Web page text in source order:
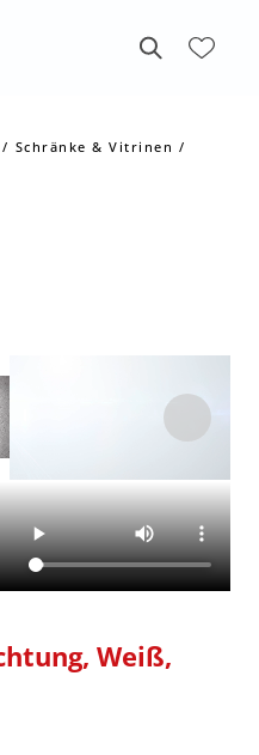
Schränke & Vitrinen
Weiß,